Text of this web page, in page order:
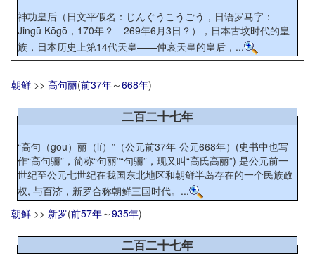
神功皇后（日文平假名：じんぐうこうごう，日语罗马字：
Jingū Kōgō，170年？—269年6月3日？），日本古坟时代的皇
族，日本历史上第14代天皇——仲哀天皇的皇后，...
朝鲜 >> 高句丽(前37年～668年)
二百二十七年
“高句（gōu）丽（lí）”（公元前37年-公元668年）(史书中也写
作“高句骊”，简称“句丽”“句骊”，现又叫“高氏高丽”) 是公元前一
世纪至公元七世纪在我国东北地区和朝鲜半岛存在的一个民族政
权, 与百济，新罗合称朝鲜三国时代。...
朝鲜 >> 新罗(前57年～935年)
二百二十七年